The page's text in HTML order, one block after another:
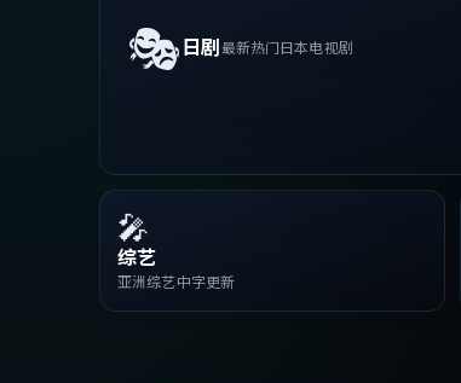
🎭日剧最新热门日本电视剧
🎤
综艺
亚洲综艺中字更新